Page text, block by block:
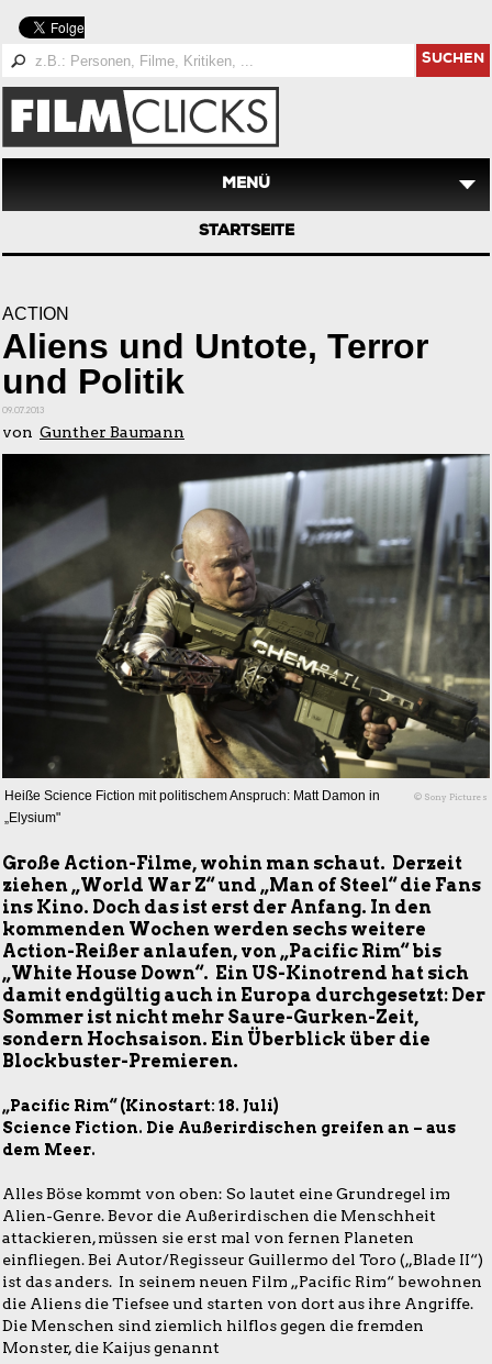
SUCHEN
MENÜ
STARTSEITE
ACTION
Aliens und Untote, Terror
und Politik
09.07.2013
von Gunther Baumann
Heiße Science Fiction mit politischem Anspruch: Matt Damon in
„Elysium"
© Sony Pictures
Große Action-Filme, wohin man schaut. Derzeit
ziehen „World War Z“ und „Man of Steel“ die Fans
ins Kino. Doch das ist erst der Anfang. In den
kommenden Wochen werden sechs weitere
Action-Reißer anlaufen, von „Pacific Rim“ bis
„White House Down“. Ein US-Kinotrend hat sich
damit endgültig auch in Europa durchgesetzt: Der
Sommer ist nicht mehr Saure-Gurken-Zeit,
sondern Hochsaison. Ein Überblick über die
Blockbuster-Premieren.
„Pacific Rim“ (Kinostart: 18. Juli)
Science Fiction. Die Außerirdischen greifen an – aus
dem Meer.
Alles Böse kommt von oben: So lautet eine Grundregel im
Alien-Genre. Bevor die Außerirdischen die Menschheit
attackieren, müssen sie erst mal von fernen Planeten
einfliegen. Bei Autor/Regisseur Guillermo del Toro („Blade II“)
ist das anders. In seinem neuen Film „Pacific Rim“ bewohnen
die Aliens die Tiefsee und starten von dort aus ihre Angriffe.
Die Menschen sind ziemlich hilflos gegen die fremden
Monster, die Kaijus genannt